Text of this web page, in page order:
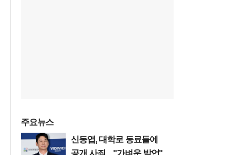
주요뉴스
신동엽, 대학로 동료들에